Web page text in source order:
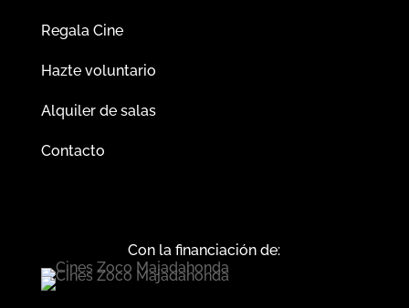
Regala Cine
Hazte voluntario
Alquiler de salas
Contacto
Con la financiación de: